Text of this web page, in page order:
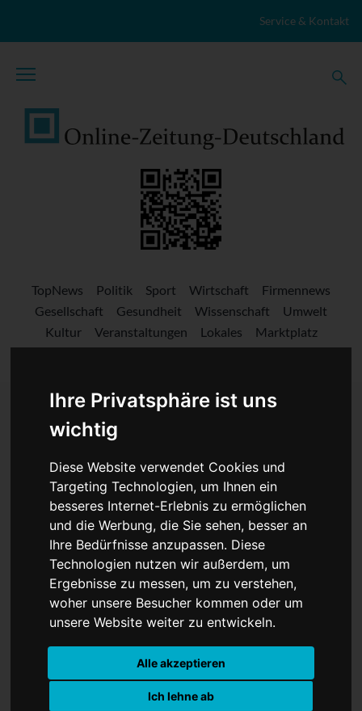
Ihre Privatsphäre ist uns
wichtig
Diese Website verwendet Cookies und
Targeting Technologien, um Ihnen ein
besseres Internet-Erlebnis zu ermöglichen
und die Werbung, die Sie sehen, besser an
Ihre Bedürfnisse anzupassen. Diese
Technologien nutzen wir außerdem, um
Ergebnisse zu messen, um zu verstehen,
woher unsere Besucher kommen oder um
unsere Website weiter zu entwickeln.
Alle akzeptieren
Ich lehne ab
Service & Kontakt
TopNews Politik Sport Wirtschaft
Firmennews
Gesellschaft
Gesundheit Wissenschaft
Umwelt
Kultur
Veranstaltungen Lokales
Marktplatz
Stellenangebote
115. Krisenstabssitzung ist
zugleich die letzte